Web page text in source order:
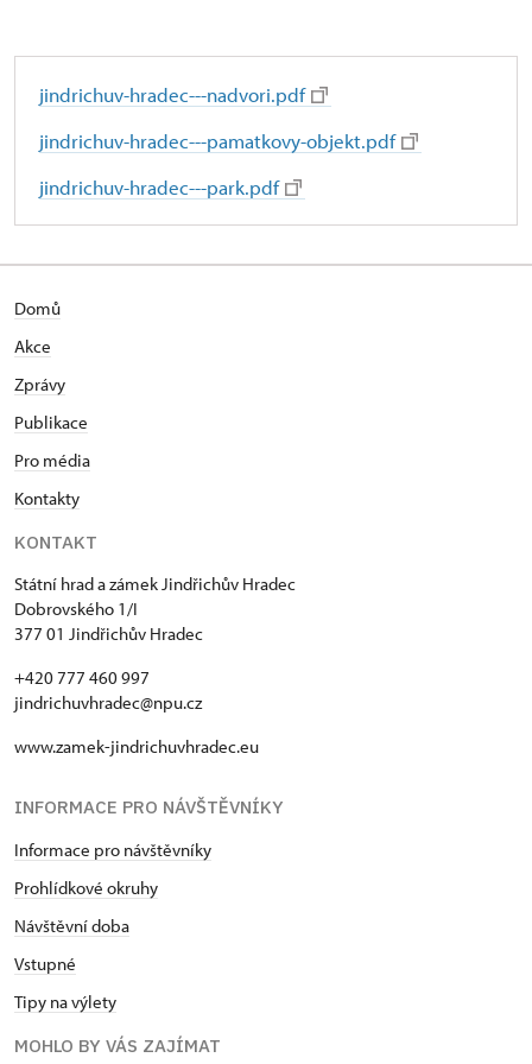
jindrichuv-hradec---nadvori.pdf
jindrichuv-hradec---pamatkovy-objekt.pdf
jindrichuv-hradec---park.pdf
Domů
Akce
Zprávy
Publikace
Pro média
Kontakty
KONTAKT
Státní hrad a zámek Jindřichův Hradec
Dobrovského 1/I
377 01 Jindřichův Hradec
+420 777 460 997
jindrichuvhradec@npu.cz
www.zamek-jindrichuvhradec.eu
INFORMACE PRO NÁVŠTĚVNÍKY
Informace pro návštěvníky
Prohlídkové okruhy
Návštěvní doba
Vstupné
Tipy na výlety
MOHLO BY VÁS ZAJÍMAT